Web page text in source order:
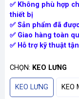
✅ Không phù hợp
thiết bị
✅ Sản phẩm đã
✅ Giao hàng toàn
✅ Hỗ trợ kỹ thuật
CHỌN: KEO LƯNG
KEO LƯNG KEO